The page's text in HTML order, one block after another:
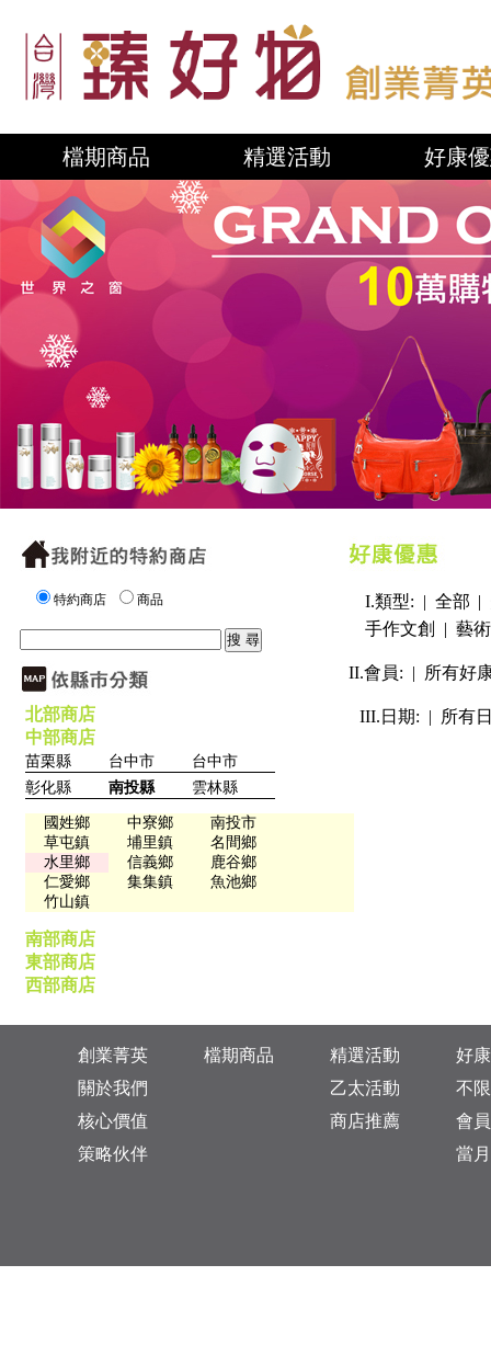
檔期商品 精選活動 好康
特約商店 商品
北部商店
中部商店
苗栗縣 台中市
台中市
彰化縣
南投縣 雲林縣
國姓鄉 中寮鄉
南投市
草屯鎮
埔里鎮
名間鄉
水里鄉
信義鄉
鹿谷鄉
仁愛鄉
集集鎮
魚池鄉
竹山鎮
南部商店
東部商店
西部商店
I.類型: | 全部 |
手作文創
| 藝
II.會員: | 所有好
III.日期: | 所有
創業菁英
關於我們
核心價值
策略伙伴
檔期商品
精選活動
乙太活動
商店推薦
好
不
會
當